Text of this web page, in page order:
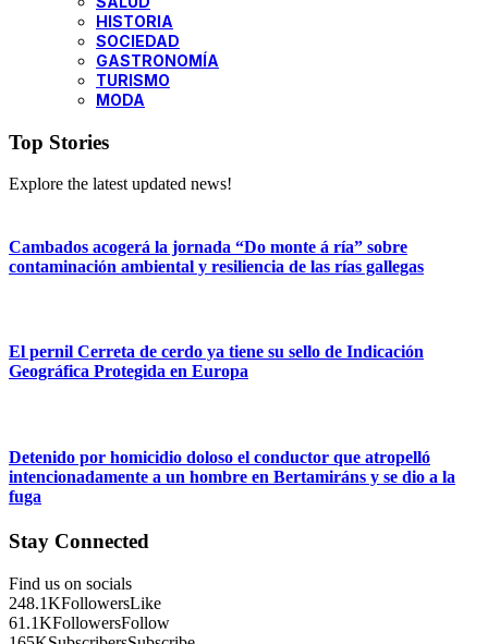
HISTORIA
SOCIEDAD
GASTRONOMÍA
TURISMO
MODA
Top Stories
Explore the latest updated news!
Cambados acogerá la jornada “Do monte á ría” sobre
contaminación ambiental y resiliencia de las rías gallegas
El pernil Cerreta de cerdo ya tiene su sello de Indicación
Geográfica Protegida en Europa
Detenido por homicidio doloso el conductor que atropelló
intencionadamente a un hombre en Bertamiráns y se dio a la
fuga
Stay Connected
Find us on socials
248.1KFollowersLike
61.1KFollowersFollow